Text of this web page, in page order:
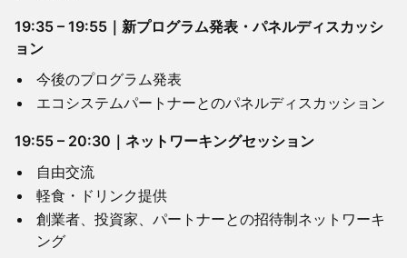
19:35 – 19:55｜新プログラム発表・パネルディスカッシ
ョン
今後のプログラム発表
エコシステムパートナーとのパネルディスカッション
19:55 – 20:30｜ネットワーキングセッション
自由交流
軽食・ドリンク提供
創業者、投資家、パートナーとの招待制ネットワーキ
ング